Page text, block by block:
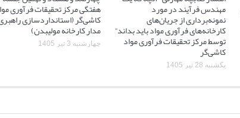
مهندس فرآیند در مورد
نمونه‌برداری از جریان‌های
کارخانه‌های فرآوری مواد باید بداند”
توسط مرکز تحقیقات فرآوری مواد
کاشی‌گر
یکشنبه 28 تیر 1405
هفتگی مرکز تحقیقات فرآوری
کاشی‌گر (استانداردسازی
مدار کارخانه مولیبدن)
چهارشنبه 3 تیر 1405